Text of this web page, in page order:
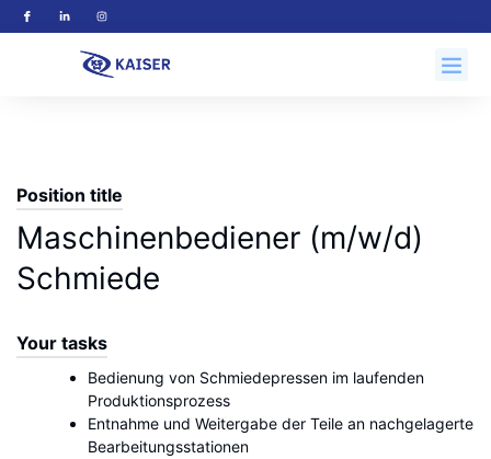
Position title
Maschinenbediener (m/w/d)
Schmiede
Your tasks
Bedienung von Schmiedepressen im laufenden
Produktionsprozess
Entnahme und Weitergabe der Teile an nachgelagerte
Bearbeitungsstationen